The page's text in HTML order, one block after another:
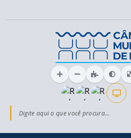
Digite aqui o que você procura...